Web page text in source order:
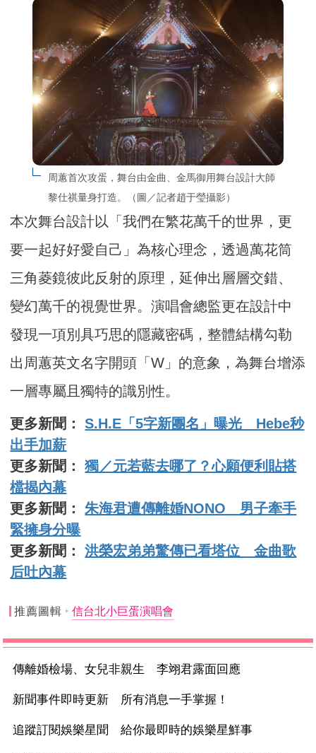
周蕙首次攻蛋，舞台由金曲、金馬御用舞台設計大師
黎仕祺量身打造。（圖／記者趙于瑩攝影）
本次舞台設計以「我們在繁花萬千的世界，更
要一起好好愛自己」為核心理念，透過萬花筒
三角菱鏡彼此反射的原理，延伸出層層交錯、
變幻萬千的視覺世界。演唱會總監更在設計中
發現一項別具巧思的隱藏密碼，整體結構勾勒
出周蕙英文名字開頭「W」的意象，為舞台增添
一層專屬且獨特的識別性。
更多新聞：S.H.E「5字新團名」曝光 Hebe秒
出手加薪
更多新聞：獨／元若藍去哪了？心願便利貼搭
檔揭內幕
更多新聞：朱海君遭傳離婚NONO 男子牽手
緊擁身分曝
更多新聞：洪榮宏弟弟驚傳已看塔位 金曲歌
后吐內幕
推薦圖輯 信台北小巨蛋演唱會
傳離婚檢場、女兒非親生 李翊君露面回應
新聞事件即時更新 所有消息一手掌握！
追蹤訂閱娛樂星聞 給你最即時的娛樂星鮮事